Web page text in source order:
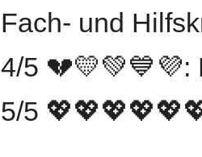
Fach- und
4/5 💔💛💚💙💜:
5/5